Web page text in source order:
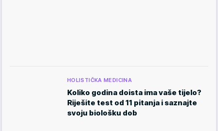
HOLISTIČKA MEDICINA
Koliko godina doista ima vaše tijelo?
Riješite test od 11 pitanja i saznajte
svoju biološku dob